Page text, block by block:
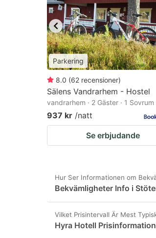
Parkering
8.0 (62 recensioner)
Sälens Vandrarhem - Hostel
vandrarhem · 2 Gäster · 1 Sovrum
937 kr /natt
Se erbjudande
Hur Ser Informationen om
Bekvämligheter Info i
Vilket Prisintervall Är Mest
Hyra Hotell